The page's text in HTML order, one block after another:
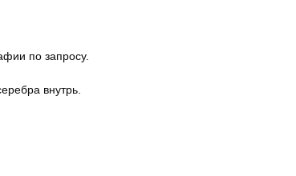
по запросу.
внутрь.